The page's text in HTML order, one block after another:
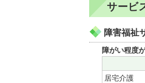
サービ
障害福祉
障がい程度
居宅介護